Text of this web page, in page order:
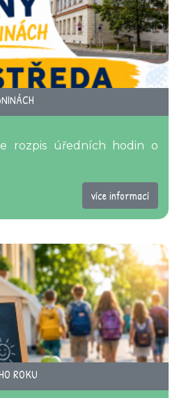
rozpis úředních hodin o
více informací
ROKU